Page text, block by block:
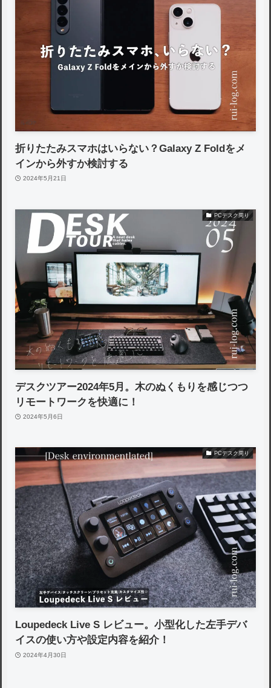
折りたたみスマホはいらない？Galaxy Z Foldをメ
インから外すか検討する
2024年5月21日
PCデスク周り
デスクツアー2024年5月。木のぬくもりを感じつつ
リモートワークを快適に！
2024年5月6日
PCデスク周り
Loupedeck Live S レビュー。小型化した左手デバ
イスの使い方や設定内容を紹介！
2024年4月30日